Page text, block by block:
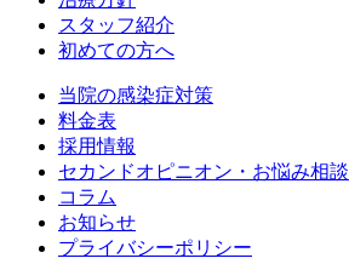
スタッフ紹介
初めての方へ
当院の感染症対策
料金表
採用情報
セカンドオピニオン・お悩み相談
コラム
お知らせ
プライバシーポリシー